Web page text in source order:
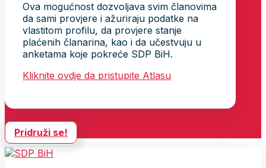
Ova mogućnost dozvoljava svim članovima
da sami provjere i ažuriraju podatke na
vlastitom profilu, da provjere stanje
plaćenih članarina, kao i da učestvuju u
anketama koje pokreće SDP BiH.
Kliknite ovdje da pristupite Atlasu
Pridruži se!